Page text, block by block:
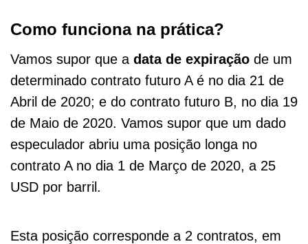
Como funciona na prática?
Vamos supor que a data de expiração de um
determinado contrato futuro A é no dia 21 de
Abril de 2020; e do contrato futuro B, no dia 19
de Maio de 2020. Vamos supor que um dado
especulador abriu uma posição longa no
contrato A no dia 1 de Março de 2020, a 25
USD por barril.
Esta posição corresponde a 2 contratos, em